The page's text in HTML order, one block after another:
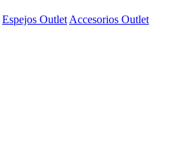
Espejos Outlet Accesorios Outlet